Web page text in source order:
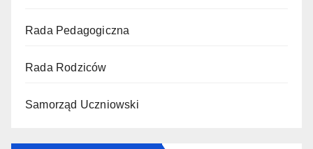
Rada Pedagogiczna
Rada Rodziców
Samorząd Uczniowski